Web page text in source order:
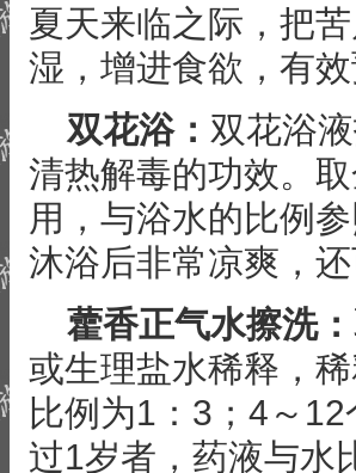
夏天来临之际，把
湿，增进食欲，有
双花浴： 双花浴
清热解毒的功效。
用，与浴水的比例
沐浴后非常凉爽，
藿香正气水擦洗：
或生理盐水稀释，
比例为1：3；4～
过1岁者，药液与水